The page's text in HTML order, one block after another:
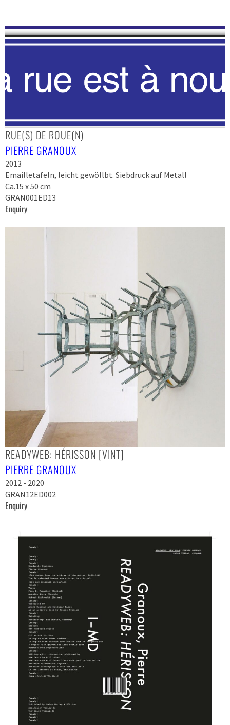
RUE(S) DE ROUE(N)
PIERRE GRANOUX
2013
Emailletafeln, leicht gewöllbt. Siebdruck auf Metall
Ca.15 x 50 cm
GRAN001ED13
Enquiry
READYWEB: HÉRISSON [VINT]
PIERRE GRANOUX
2012 - 2020
GRAN12ED002
Enquiry